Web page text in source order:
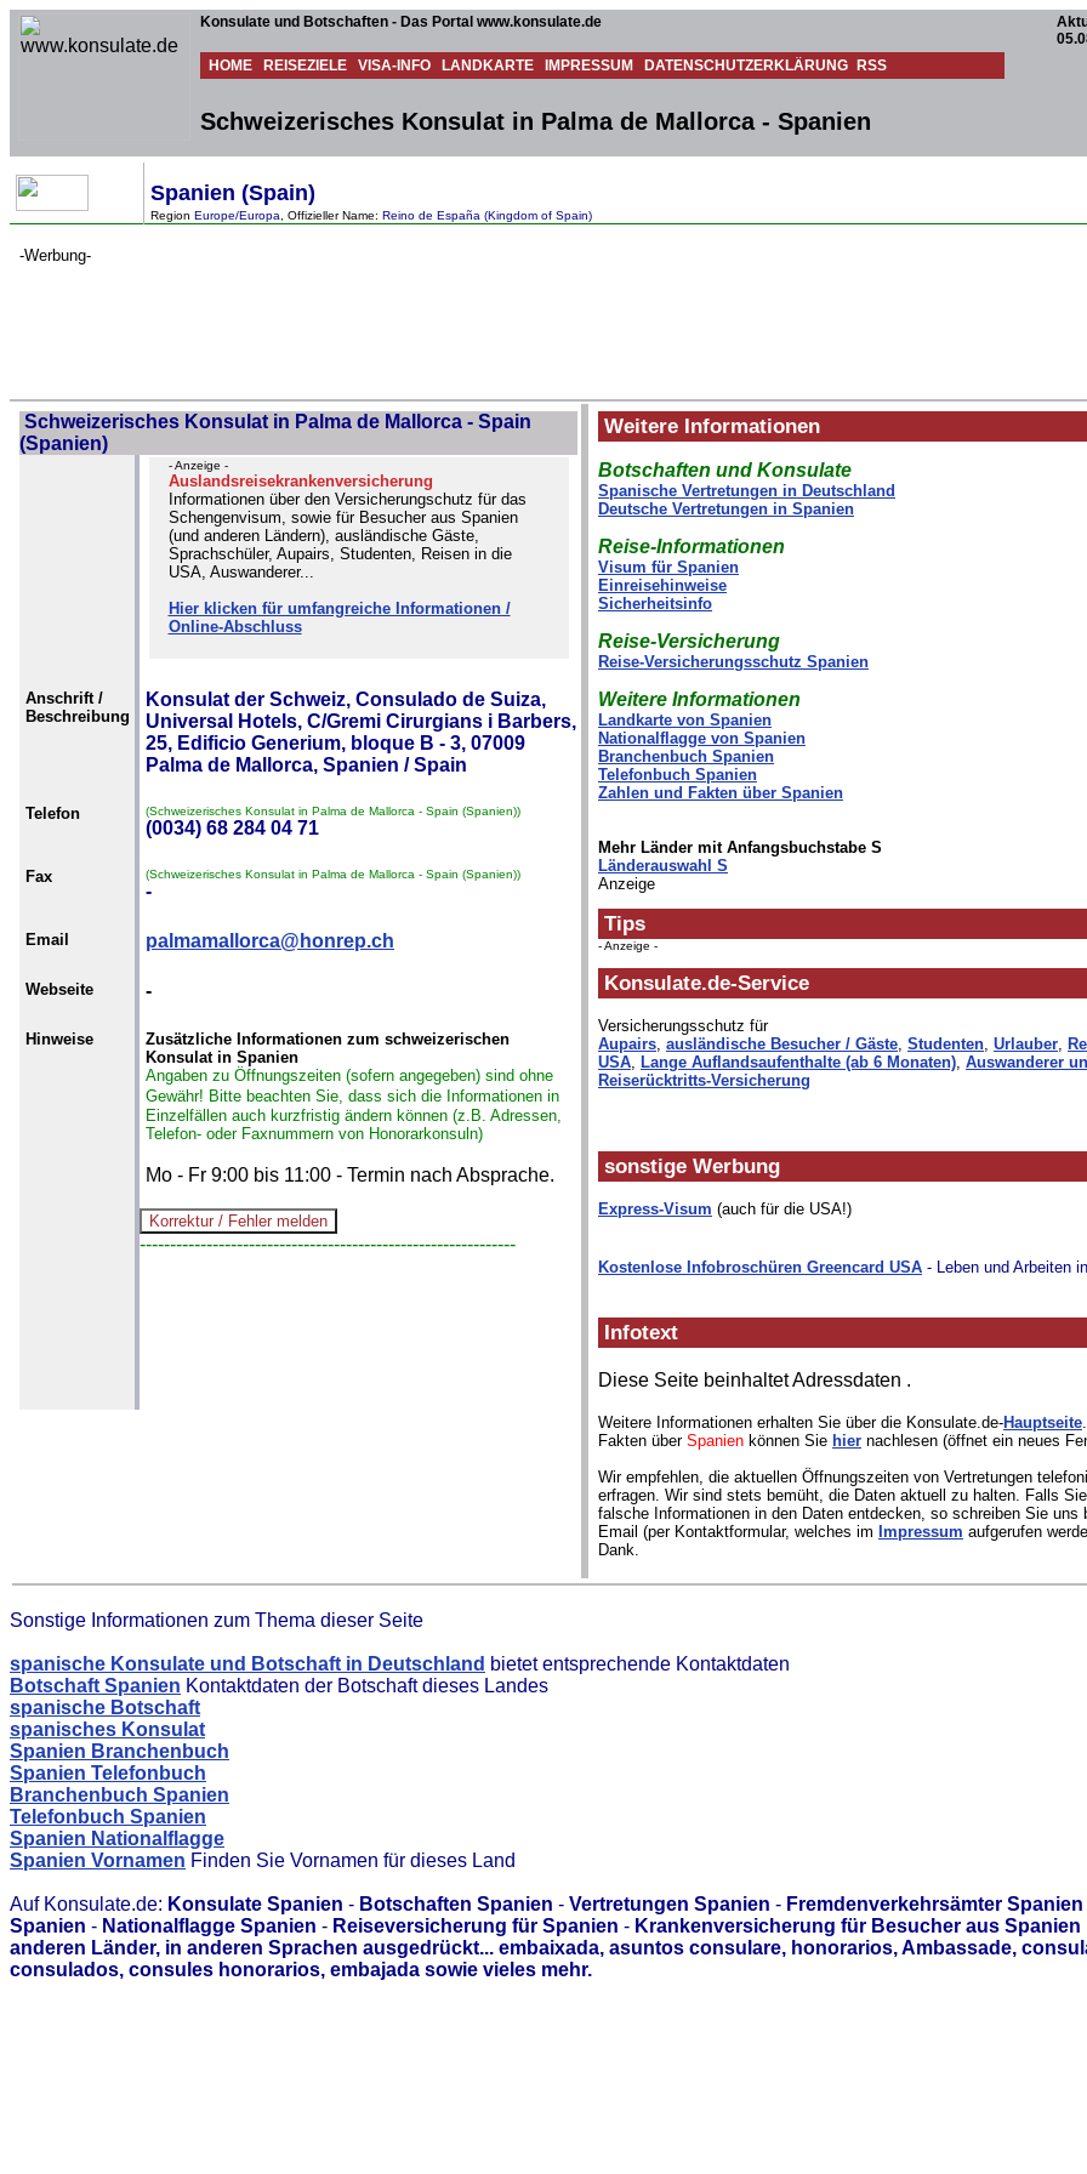
Konsulate und Botschaften - Das Portal www.konsulate.de
HOME REISEZIELE VISA-INFO LANDKARTE IMPRESSUM DATENSCHUTZERKLÄRUNG RSS
Schweizerisches Konsulat in Palma de Mallorca - Spanien
Spanien (Spain)
Region Europe/Europa , Offizieller Name: Reino de España (Kingdom of Spain)
-Werbung-
Schweizerisches Konsulat in Palma de Mallorca - Spain
(Spanien)
- Anzeige -
Auslandsreisekrankenversicherung
Informationen über den Versicherungschutz für das
Schengenvisum, sowie für Besucher aus Spanien
(und anderen Ländern), ausländische Gäste,
Sprachschüler, Aupairs, Studenten, Reisen in die
USA, Auswanderer...
Hier klicken für umfangreiche Informationen /
Online-Abschluss
Anschrift /
Beschreibung
Konsulat der Schweiz, Consulado de Suiza,
Universal Hotels, C/Gremi Cirurgians i Barbers,
25, Edificio Generium, bloque B - 3, 07009
Palma de Mallorca, Spanien / Spain
Telefon (Schweizerisches Konsulat in Palma de Mallorca - Spain (Spanien))
(0034) 68 284 04 71
Fax (Schweizerisches Konsulat in Palma de Mallorca - Spain (Spanien))
-
Email palmamallorca@honrep.ch
Webseite -
Hinweise
Zusätzliche Informationen zum schweizerischen
Konsulat in Spanien
Angaben zu Öffnungszeiten (sofern angegeben) sind ohne
Gewähr! Bitte beachten Sie, dass sich die Informationen in
Einzelfällen auch kurzfristig ändern können (z.B. Adressen,
Telefon- oder Faxnummern von Honorarkonsuln)
Mo - Fr 9:00 bis 11:00 - Termin nach Absprache.
--------------------------------------------------------------
Weitere Informationen
Botschaften und Konsulate
Spanische Vertretungen in Deutschland
Deutsche Vertretungen in Spanien
Reise-Informationen
Visum für Spanien
Einreisehinweise
Sicherheitsinfo
Reise-Versicherung
Reise-Versicherungsschutz Spanien
Weitere Informationen
Landkarte von Spanien
Nationalflagge von Spanien
Branchenbuch Spanien
Telefonbuch Spanien
Zahlen und Fakten über Spanien
Mehr Länder mit Anfangsbuchstabe S
Länderauswahl S
Anzeige
Tips
- Anzeige -
Konsulate.de-Service
Versicherungsschutz für
Aupairs, ausländische Besucher / Gäste, Studenten, Urlauber,
USA, Lange Auflandsaufenthalte (ab 6 Monaten), Auswanderer
Reiserücktritts-Versicherung
sonstige Werbung
Express-Visum (auch für die USA!)
Kostenlose Infobroschüren Greencard USA - Leben und Arbeiten
Infotext
Diese Seite beinhaltet Adressdaten .
Weitere Informationen erhalten Sie über die Konsulate.de-Hauptseite
Fakten über Spanien können Sie hier nachlesen (öffnet ein neues
Wir empfehlen, die aktuellen Öffnungszeiten von Vertretungen
erfragen. Wir sind stets bemüht, die Daten aktuell zu halten. Falls
falsche Informationen in den Daten entdecken, so schreiben Sie uns
Email (per Kontaktformular, welches im Impressum aufgerufen
Dank.
Sonstige Informationen zum Thema dieser Seite
spanische Konsulate und Botschaft in Deutschland bietet entsprechende Kontaktdaten
Botschaft Spanien Kontaktdaten der Botschaft dieses Landes
spanische Botschaft
spanisches Konsulat
Spanien Branchenbuch
Spanien Telefonbuch
Branchenbuch Spanien
Telefonbuch Spanien
Spanien Nationalflagge
Spanien Vornamen Finden Sie Vornamen für dieses Land
Auf Konsulate.de: Konsulate Spanien - Botschaften Spanien - Vertretungen Spanien - Fremdenverkehrsämter Spanien
Spanien - Nationalflagge Spanien - Reiseversicherung für Spanien - Krankenversicherung für Besucher aus Spanien
anderen Länder, in anderen Sprachen ausgedrückt... embaixada, asuntos consulare, honorarios, Ambassade,
consulados, consules honorarios, embajada sowie vieles mehr.